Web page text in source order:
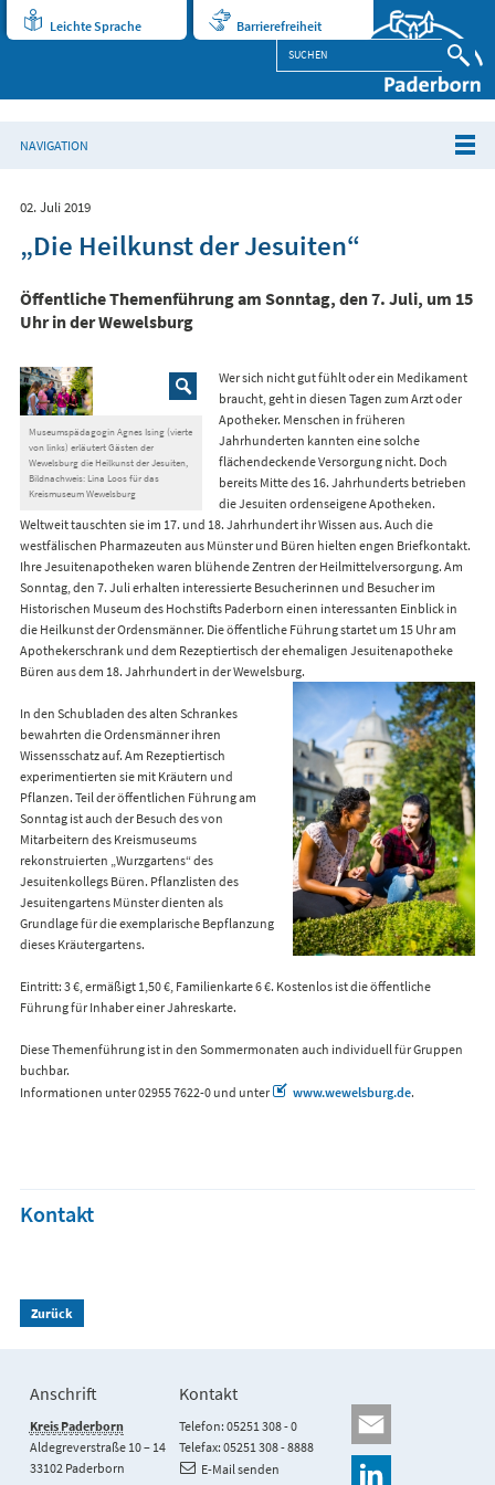
Leichte Sprache Barrierefreiheit
NAVIGATION
02. Juli 2019
„Die Heilkunst der Jesuiten“
Öffentliche Themenführung am Sonntag, den 7. Juli, um 15
Uhr in der Wewelsburg
Museumspädagogin Agnes Ising (vierte
von links) erläutert Gästen der
Wewelsburg die Heilkunst der Jesuiten,
Bildnachweis: Lina Loos für das
Kreismuseum Wewelsburg
Wer sich nicht gut fühlt oder ein Medikament
braucht, geht in diesen Tagen zum Arzt oder
Apotheker. Menschen in früheren
Jahrhunderten kannten eine solche
flächendeckende Versorgung nicht. Doch
bereits Mitte des 16. Jahrhunderts betrieben
die Jesuiten ordenseigene Apotheken.
Weltweit tauschten sie im 17. und 18. Jahrhundert ihr Wissen aus. Auch die
westfälischen Pharmazeuten aus Münster und Büren hielten engen Briefkontakt.
Ihre Jesuitenapotheken waren blühende Zentren der Heilmittelversorgung. Am
Sonntag, den 7. Juli erhalten interessierte Besucherinnen und Besucher im
Historischen Museum des Hochstifts Paderborn einen interessanten Einblick in
die Heilkunst der Ordensmänner. Die öffentliche Führung startet um 15 Uhr am
Apothekerschrank und dem Rezeptiertisch der ehemaligen Jesuitenapotheke
Büren aus dem 18. Jahrhundert in der Wewelsburg.
In den Schubladen des alten Schrankes
bewahrten die Ordensmänner ihren
Wissensschatz auf. Am Rezeptiertisch
experimentierten sie mit Kräutern und
Pflanzen. Teil der öffentlichen Führung am
Sonntag ist auch der Besuch des von
Mitarbeitern des Kreismuseums
rekonstruierten „Wurzgartens“ des
Jesuitenkollegs Büren. Pflanzlisten des
Jesuitengartens Münster dienten als
Grundlage für die exemplarische Bepflanzung
dieses Kräutergartens.
Eintritt: 3 €, ermäßigt 1,50 €, Familienkarte 6 €. Kostenlos ist die öffentliche
Führung für Inhaber einer Jahreskarte.
Diese Themenführung ist in den Sommermonaten auch individuell für Gruppen
buchbar.
Informationen unter 02955 7622-0 und unter
www.wewelsburg.de.
Kontakt
Zurück
Anschrift
Kreis Paderborn
Aldegreverstraße 10 – 14
33102 Paderborn
Kontakt
Telefon: 05251 308 - 0
Telefax: 05251 308 - 8888
E-Mail senden